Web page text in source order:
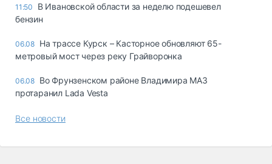
11:50
В Ивановской области за неделю подешевел
бензин
06.08 На трассе Курск – Касторное обновляют 65-
метровый мост через реку Грайворонка
06.08 Во Фрунзенском районе Владимира МАЗ
протаранил Lada Vesta
Все новости